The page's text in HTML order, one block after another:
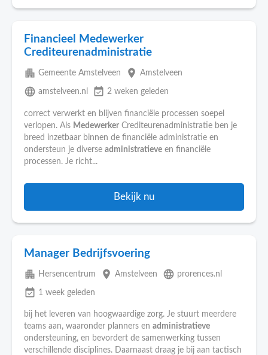
Financieel Medewerker
Crediteurenadministratie
apartment Gemeente Amstelveen place Amstelveen
language amstelveen.nl event_available 2 weken geleden
correct verwerkt en blijven financiële processen soepel
verlopen. Als Medewerker Crediteurenadministratie ben je
breed inzetbaar binnen de financiële administratie en
ondersteun je diverse administratieve en financiële
processen. Je richt...
Bekijk nu
Manager Bedrijfsvoering
apartment Hersencentrum place Amstelveen language prorences.nl
event_available 1 week geleden
bij het leveren van hoogwaardige zorg. Je stuurt meerdere
teams aan, waaronder planners en administratieve
ondersteuning, en bevordert de samenwerking tussen
verschillende disciplines. Daarnaast draag je bij aan tactisch